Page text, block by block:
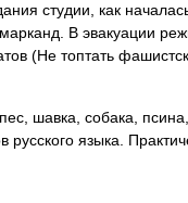
студии, как
В эвакуации
(Не топтать
шавка, собака,
русского языка.